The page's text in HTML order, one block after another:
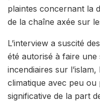
plaintes concernant la
de la chaîne axée sur
L’interview a suscité
été autorisé à faire une
incendiaires sur
climatique avec peu ou
significative de la part